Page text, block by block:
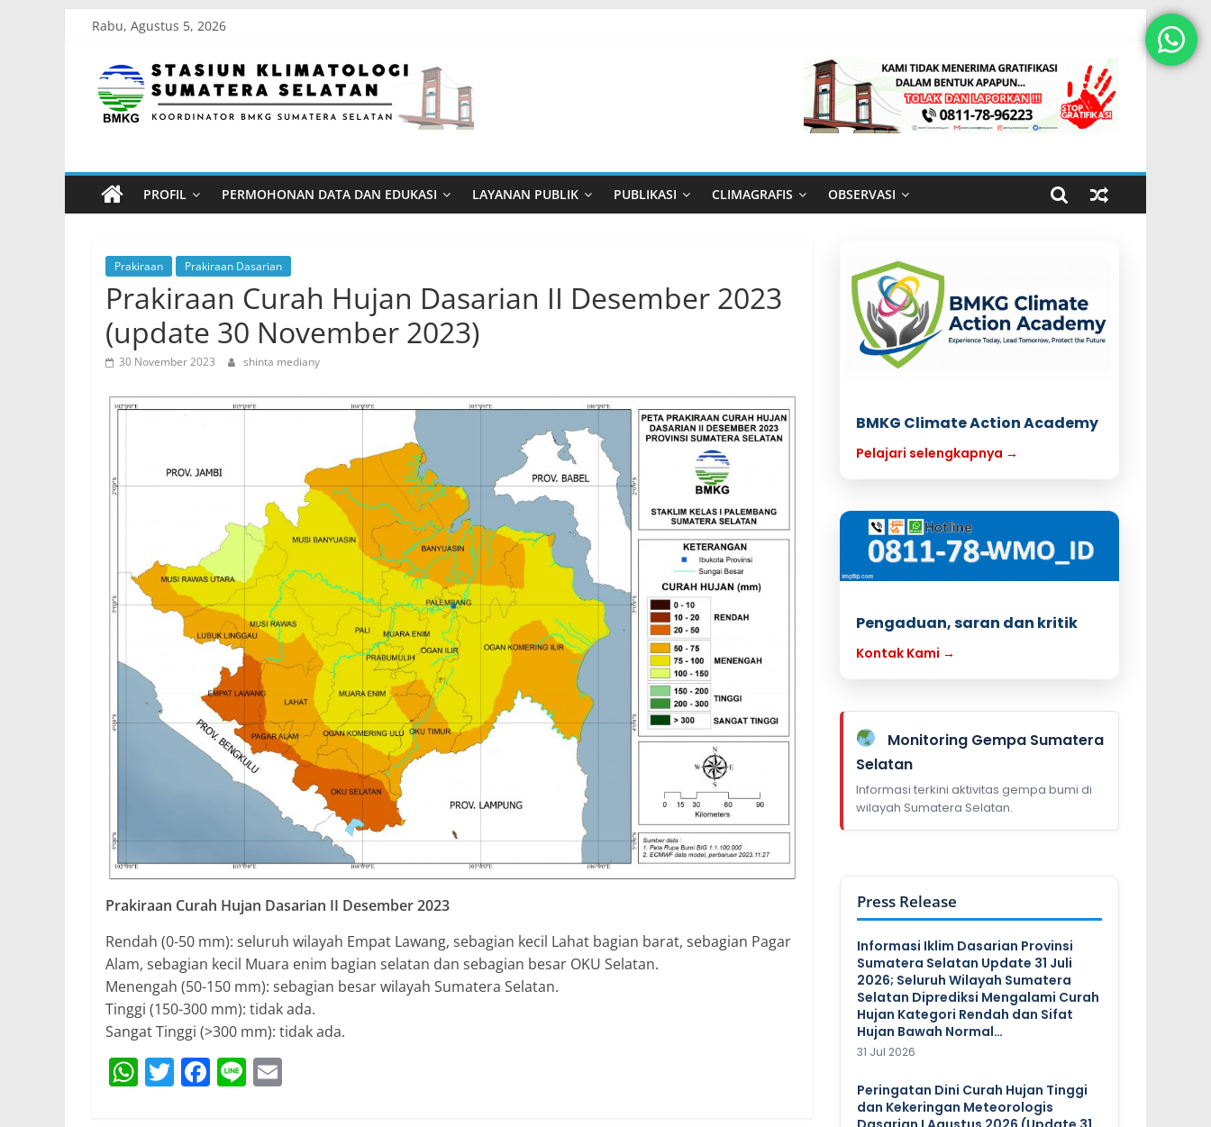
content
Rabu, Agustus 5, 2026
Stasiun
Klimatologi
Sumatera
Selatan
Koordinator
BMKG
Sumatera
Selatan
PROFIL PERMOHONAN DATA DAN EDUKASI LAYANAN PUBLIK PUBLIKASI CLIMAGRAFIS OBSERVASI
Prakiraan Prakiraan Dasarian
Prakiraan Curah Hujan Dasarian II Desember 2023
(update 30 November 2023)
30 November 2023 shinta mediany
Prakiraan Curah Hujan Dasarian II Desember 2023
Rendah (0-50 mm): seluruh wilayah Empat Lawang, sebagian kecil Lahat bagian barat, sebagian Pagar
Alam, sebagian kecil Muara enim bagian selatan dan sebagian besar OKU Selatan.
Menengah (50-150 mm): sebagian besar wilayah Sumatera Selatan.
Tinggi (150-300 mm): tidak ada.
Sangat Tinggi (>300 mm): tidak ada.
W T F Li
BMKG Climate Action Academy
Pelajari selengkapnya →
Pengaduan, saran dan kritik
Kontak Kami →
Monitoring Gempa Sumatera
Selatan
Informasi terkini aktivitas gempa bumi di
wilayah Sumatera Selatan.
Press Release
Informasi Iklim Dasarian Provinsi
Sumatera Selatan Update 31 Juli
2026; Seluruh Wilayah Sumatera
Selatan Diprediksi Mengalami Curah
Hujan Kategori Rendah dan Sifat
Hujan Bawah Normal…
31 Jul 2026
Peringatan Dini Curah Hujan Tinggi
dan Kekeringan Meteorologis